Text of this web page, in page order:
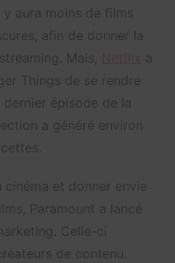
y aura moins de films
afin de donner la
Mais,
a
Things de se rendre
épisode de la
a généré environ
cinéma et donner envie
Paramount a lancé
Celle-ci
de contenu.